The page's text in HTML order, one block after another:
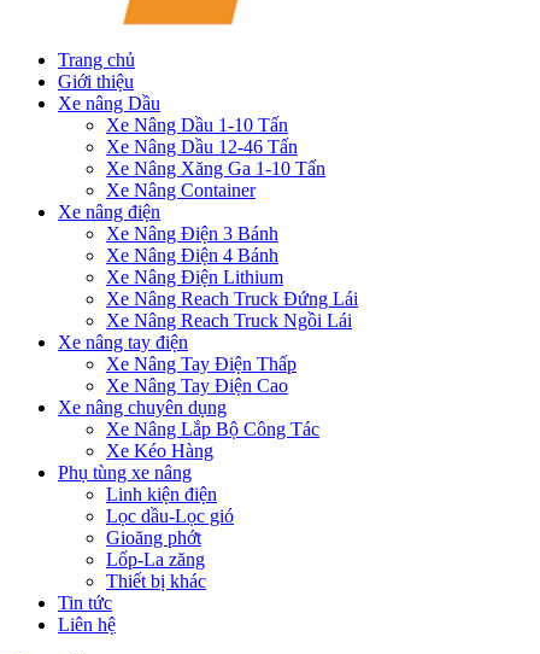
Trang chủ
Giới thiệu
Xe nâng Dầu
Xe Nâng Dầu 1-10 Tấn
Xe Nâng Dầu 12-46 Tấn
Xe Nâng Xăng Ga 1-10 Tấn
Xe Nâng Container
Xe nâng điện
Xe Nâng Điện 3 Bánh
Xe Nâng Điện 4 Bánh
Xe Nâng Điện Lithium
Xe Nâng Reach Truck Đứng Lái
Xe Nâng Reach Truck Ngồi Lái
Xe nâng tay điện
Xe Nâng Tay Điện Thấp
Xe Nâng Tay Điện Cao
Xe nâng chuyên dụng
Xe Nâng Lắp Bộ Công Tác
Xe Kéo Hàng
Phụ tùng xe nâng
Linh kiện điện
Lọc dầu-Lọc gió
Gioăng phớt
Lốp-La zăng
Thiết bị khác
Tin tức
Liên hệ